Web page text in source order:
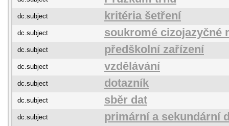
dc.subject kritéria šetření
dc.subject soukromé cizojazyčné
dc.subject předškolní zařízení
dc.subject vzdělávání
dc.subject dotazník
dc.subject sběr dat
dc.subject primární a sekundární